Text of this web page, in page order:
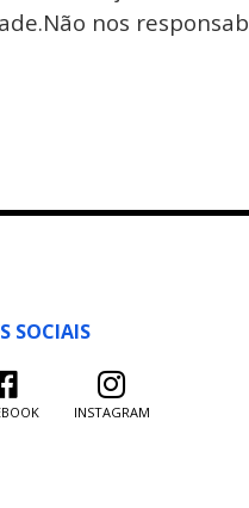
nos
SOCIAIS
INSTAGRAM